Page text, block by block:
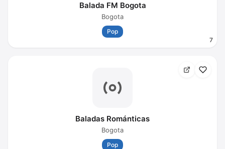
7
Balada FM Bogota
Bogota
Pop
Baladas Románticas
Bogota
Pop